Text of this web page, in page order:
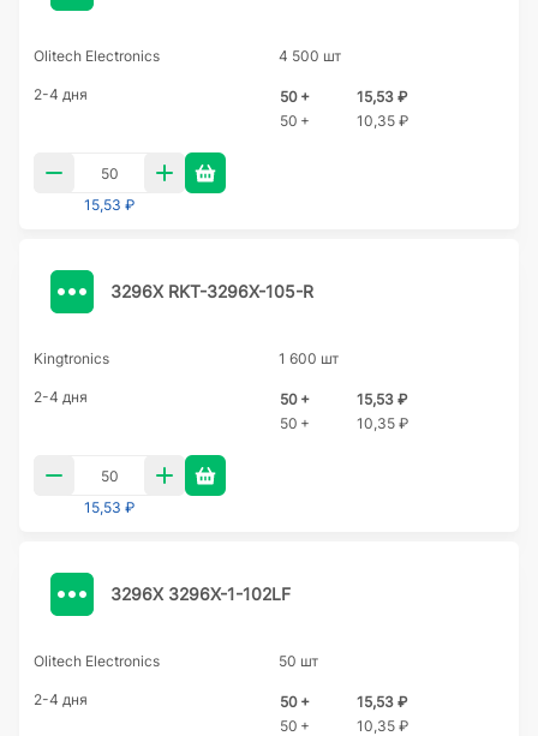
Olitech Electronics 4 500 шт
2-4 дня 50 +
15,53 ₽
50 +
10,35 ₽
15,53 ₽
3296X RKT-3296X-105-R
Kingtronics 1 600 шт
2-4 дня 50 +
15,53 ₽
50 +
10,35 ₽
15,53 ₽
3296X 3296X-1-102LF
Olitech Electronics 50 шт
2-4 дня 50 +
15,53 ₽
50 +
10,35 ₽